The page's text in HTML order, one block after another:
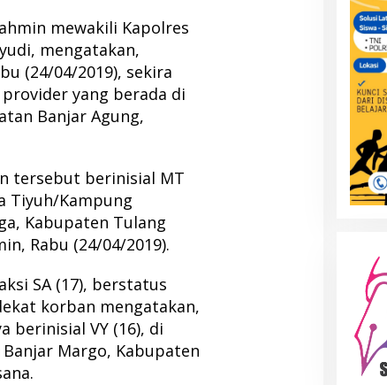
mewakili Kapolres
mengatakan,
(24/04/2019), sekira
yang berada di
Banjar Agung,
tersebut berinisial MT
Tiyuh/Kampung
Kabupaten Tulang
Rabu (24/04/2019).
SA (17), berstatus
korban mengatakan,
berinisial VY (16), di
Banjar Margo, Kabupaten